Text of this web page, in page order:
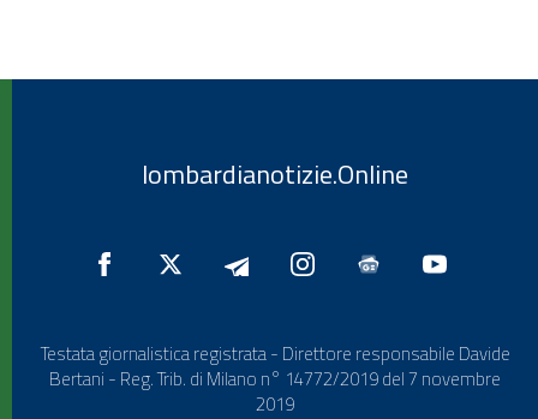
lombardianotizie.Online
Testata giornalistica registrata - Direttore responsabile Davide
Bertani - Reg. Trib. di Milano n° 14772/2019 del 7 novembre
2019